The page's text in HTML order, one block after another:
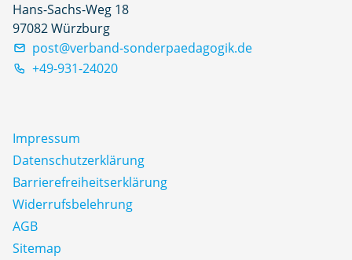
Hans-Sachs-Weg 18
97082 Würzburg
post@verband-sonderpaedagogik.de
+49-931-24020
Impressum
Datenschutz­erklärung
Barrierefreiheitserklärung
Widerrufsbelehrung
AGB
Sitemap